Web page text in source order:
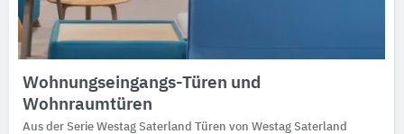
Wohnungseingangs-Türen und
Wohnraumtüren
Aus der Serie Westag Saterland Türen von Westag Saterland